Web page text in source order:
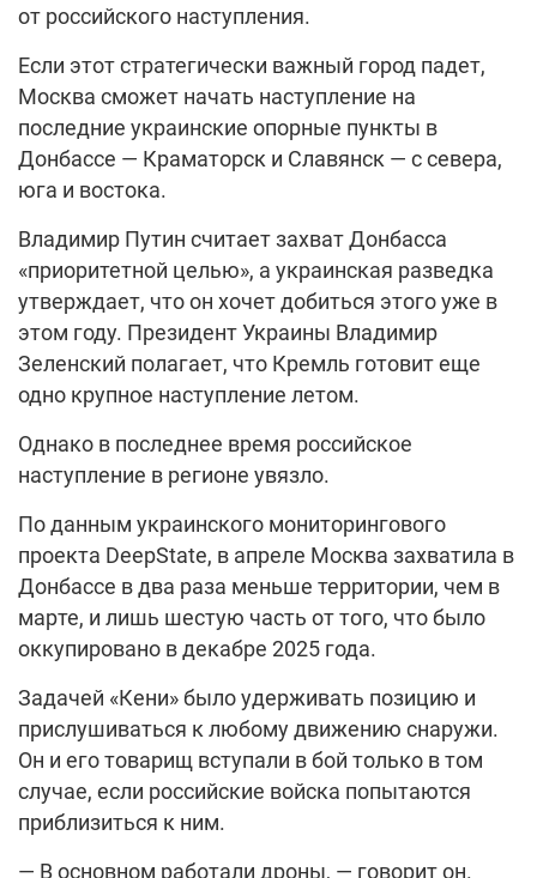
от российского наступления.
Если этот стратегически важный город падет,
Москва сможет начать наступление на
последние украинские опорные пункты в
Донбассе — Краматорск и Славянск — с севера,
юга и востока.
Владимир Путин считает захват Донбасса
«приоритетной целью», а украинская разведка
утверждает, что он хочет добиться этого уже в
этом году. Президент Украины Владимир
Зеленский полагает, что Кремль готовит еще
одно крупное наступление летом.
Однако в последнее время российское
наступление в регионе увязло.
По данным украинского мониторингового
проекта DeepState, в апреле Москва захватила в
Донбассе в два раза меньше территории, чем в
марте, и лишь шестую часть от того, что было
оккупировано в декабре 2025 года.
Задачей «Кени» было удерживать позицию и
прислушиваться к любому движению снаружи.
Он и его товарищ вступали в бой только в том
случае, если российские войска попытаются
приблизиться к ним.
— В основном работали дроны, — говорит он.